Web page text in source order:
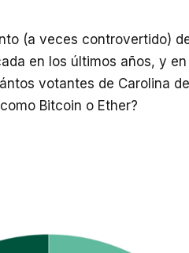
(a veces controvertido)
en los últimos años, y
votantes de Carolina
Bitcoin o Ether?